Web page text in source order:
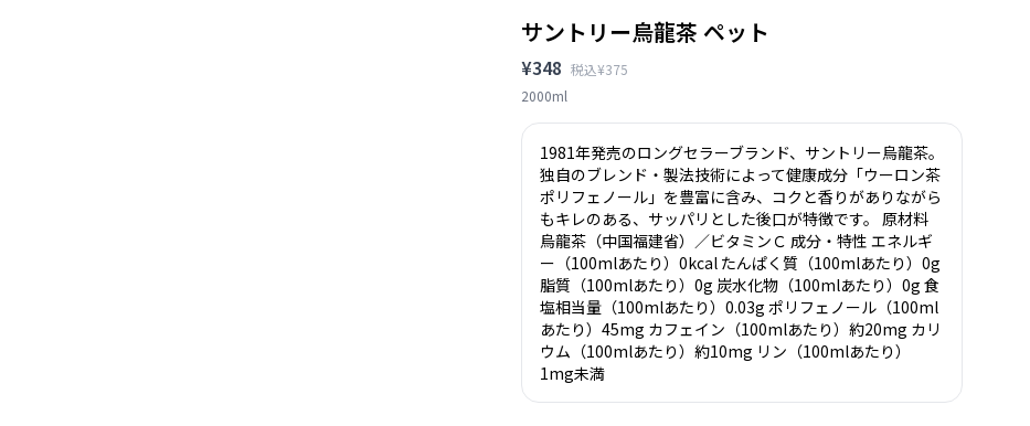
サントリー烏龍茶 ペット
¥348 税込¥375
2000ml
1981年発売のロングセラーブランド、サントリー烏龍茶。
独自のブレンド・製法技術によって健康成分「ウーロン茶
ポリフェノール」を豊富に含み、コクと香りがありながら
もキレのある、サッパリとした後口が特徴です。 原材料
烏龍茶（中国福建省）／ビタミンＣ 成分・特性 エネルギ
ー（100mlあたり）0kcal たんぱく質（100mlあたり）0g
脂質（100mlあたり）0g 炭水化物（100mlあたり）0g 食
塩相当量（100mlあたり）0.03g ポリフェノール（100ml
あたり）45mg カフェイン（100mlあたり）約20mg カリ
ウム（100mlあたり）約10mg リン（100mlあたり）
1mg未満